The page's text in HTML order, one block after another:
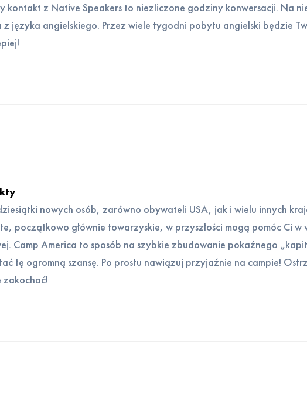
kontakt z Native Speakers to niezliczone godziny konwersacji. Na
z języka angielskiego. Przez wiele tygodni pobytu angielski będzie
nowych osób, zarówno obywateli USA, jak i wielu innych
początkowo głównie towarzyskie, w przyszłości mogą pomóc Ci
Camp America to sposób na szybkie zbudowanie pokaźnego
tę ogromną szansę. Po prostu nawiązuj przyjaźnie na campie!
zakochać!